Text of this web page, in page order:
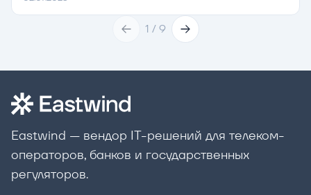
1 /9
Eastwind — вендор IT-решений для телеком-
операторов, банков и государственных
регуляторов.